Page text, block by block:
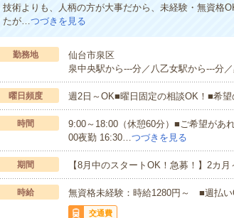
技術よりも、人柄の方が大事だから、未経験・無資格
たが…つづきを見る
勤務地
仙台市泉区
泉中央駅から---分／八乙女駅から---分
曜日頻度 週2日～OK■曜日固定の相談OK！■希
時間
9:00～18:00（休憩60分）■ご希望があ
00夜勤 16:30…つづきを見る
期間 【8月中のスタートOK！急募！】2カ
時給 無資格未経験：時給1280円～ ■週払
交通費